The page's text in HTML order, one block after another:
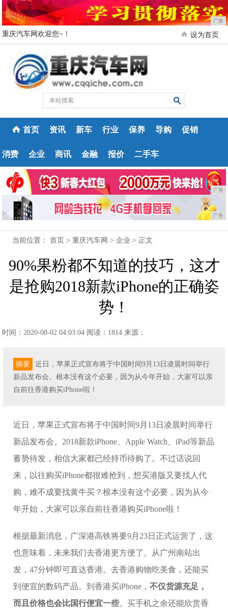
广告
重庆汽车网欢迎您~！ 设为首页
首页 资讯 新车 行业 保养 导购 促销
消费 企业 商讯 金融 报价 二手车
广告
广告
当前位置：首页 >重庆汽车网 >企业 > 正文
90%果粉都不知道的技巧，这才
是抢购2018新款iPhone的正确姿
势！
时间：2020-08-02 04:03:04 阅读：1814 来源：
摘要
近日，苹果正式宣布将于中国时间9月13日凌晨时间举行
新品发布会。根本没有这个必要，因为从今年开始，大家可以亲
自前往香港购买iPhone啦！
近日，苹果正式宣布将于中国时间9月13日凌晨时间举行
新品发布会。2018新款iPhone、Apple Watch、iPad等新品
蓄势待发，相信大家都已经持币待购了。不过话说回
来，以往购买iPhone都很难抢到，想买港版又要找人代
购，难不成要找黄牛买？根本没有这个必要，因为从今
年开始，大家可以亲自前往香港购买iPhone啦！
根据最新消息，广深港高铁将要9月23日正式运营了，这
也意味着，未来我们去香港更方便了。从广州南站出
发，47分钟即可直达香港。去香港购物吃美食，还能买
到便宜的数码产品。到香港买iPhone，不仅货源充足，
而且价格也会比国行便宜一些。买手机之余还能欣赏香